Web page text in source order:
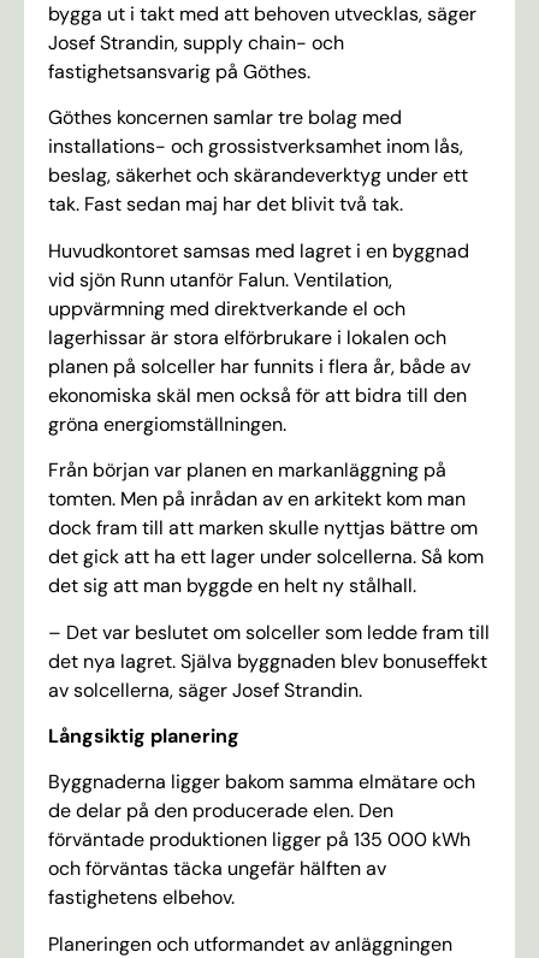
bygga ut i takt med att behoven utvecklas, säger
Josef Strandin, supply chain- och
fastighetsansvarig på Göthes.
Göthes koncernen samlar tre bolag med
installations- och grossistverksamhet inom lås,
beslag, säkerhet och skärandeverktyg under ett
tak. Fast sedan maj har det blivit två tak.
Huvudkontoret samsas med lagret i en byggnad
vid sjön Runn utanför Falun. Ventilation,
uppvärmning med direktverkande el och
lagerhissar är stora elförbrukare i lokalen och
planen på solceller har funnits i flera år, både av
ekonomiska skäl men också för att bidra till den
gröna energiomställningen.
Från början var planen en markanläggning på
tomten. Men på inrådan av en arkitekt kom man
dock fram till att marken skulle nyttjas bättre om
det gick att ha ett lager under solcellerna. Så kom
det sig att man byggde en helt ny stålhall.
– Det var beslutet om solceller som ledde fram till
det nya lagret. Själva byggnaden blev bonuseffekt
av solcellerna, säger Josef Strandin.
Långsiktig planering
Byggnaderna ligger bakom samma elmätare och
de delar på den producerade elen. Den
förväntade produktionen ligger på 135 000 kWh
och förväntas täcka ungefär hälften av
fastighetens elbehov.
Planeringen och utformandet av anläggningen